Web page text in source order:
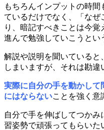
もちろんインプットの時
ているだけでなく、「なぜ
り、暗記すべきことは今
進んで勉強していこうとい
解説や説明を聞いていると
しまいますが、それは勘違
実際に自分の手を動かして
にはならないことを強く意
自分で手を伸ばしてつか
習姿勢で頑張ってもらいた